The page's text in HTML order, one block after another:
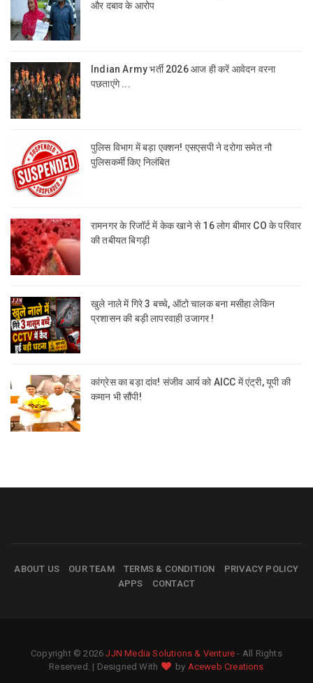
और दबाव के आरोप
Indian Army भर्ती 2026 आज ही करें आवेदन वरना
पछताएंगे ...
पुलिस विभाग में बड़ा एक्शन! एसएसपी ने दरोगा समेत नौ
पुलिसकर्मी किए निलंबित
रामनगर के रिजॉर्ट में केक खाने से 16 लोग बीमार CO के परिवार
की तबीयत बिगड़ी
खुले नाले में गिरे 3 बच्चे, ऑटो चालक बना मसीहा लेकिन
प्रशासन की बड़ी लापरवाही उजागर !
कांग्रेस का बड़ा दांव! संजीव आर्य को AICC में एंट्री, यूपी की
कमान भी सौंपी!
ABOUT US OUR TEAM TERMS & CONDITION
PRIVACY POLICY
APPS
CONTACT
Copyright © 2026JJN Media Solutions & Venture - All Rights
Reserved. | Designed With
by Aceweb Creations